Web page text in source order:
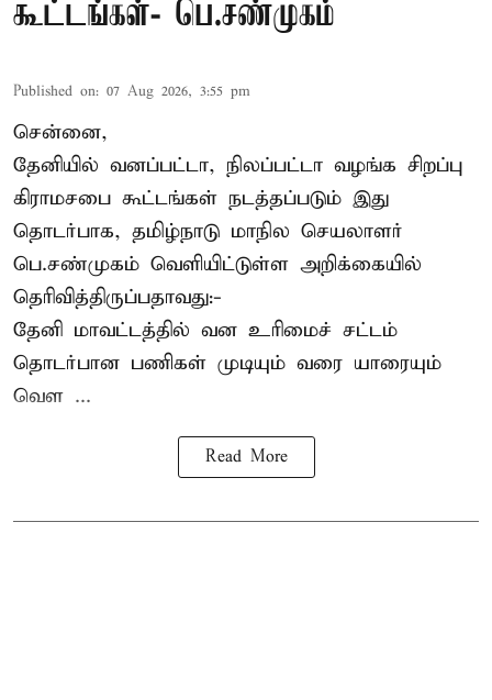
கூட்டங்கள்- பெ.சண்முகம்
Published on: 07 Aug 2026, 3:55 pm
சென்னை,
தேனியில் வனப்பட்டா, நிலப்பட்டா வழங்க சிறப்பு
கிராமசபை கூட்டங்கள் நடத்தப்படும் இது
தொடர்பாக, தமிழ்நாடு மாநில செயலாளர்
பெ.சண்முகம் வெளியிட்டுள்ள அறிக்கையில்
தெரிவித்திருப்பதாவது:-
தேனி மாவட்டத்தில் வன உரிமைச் சட்டம்
தொடர்பான பணிகள் முடியும் வரை யாரையும்
வெள ...
Read More